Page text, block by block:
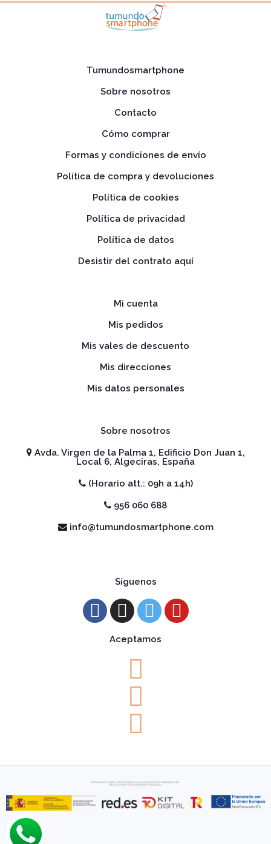
Tumundosmartphone
Sobre nosotros
Contacto
Cómo comprar
Formas y condiciones de envío
Política de compra y devoluciones
Política de cookies
Política de privacidad
Política de datos
Desistir del contrato aquí
Mi cuenta
Mis pedidos
Mis vales de descuento
Mis direcciones
Mis datos personales
Sobre nosotros
Avda. Virgen de la Palma 1, Edificio Don Juan 1,
Local 6, Algeciras, España
(Horario att.: 09h a 14h)
956 060 688
info@tumundosmartphone.com
Síguenos
Aceptamos